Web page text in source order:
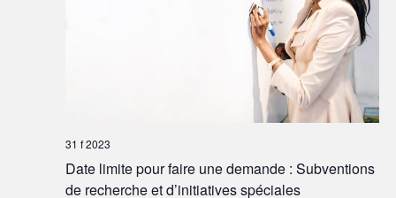
Date limite pour faire une demande : Subventions
de recherche et d’initiatives spéciales
31 f 2023